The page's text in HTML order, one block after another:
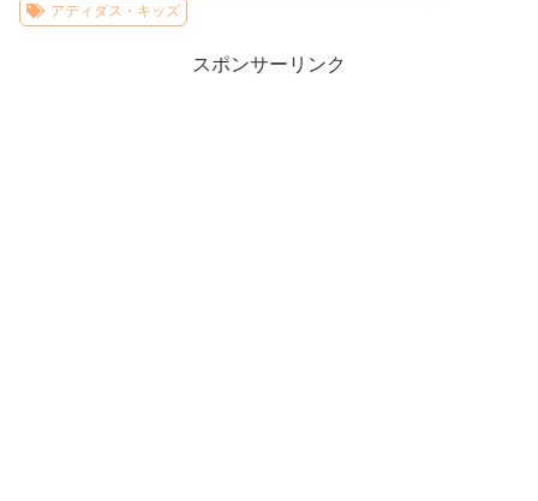
アディダス・キッズ
スポンサーリンク